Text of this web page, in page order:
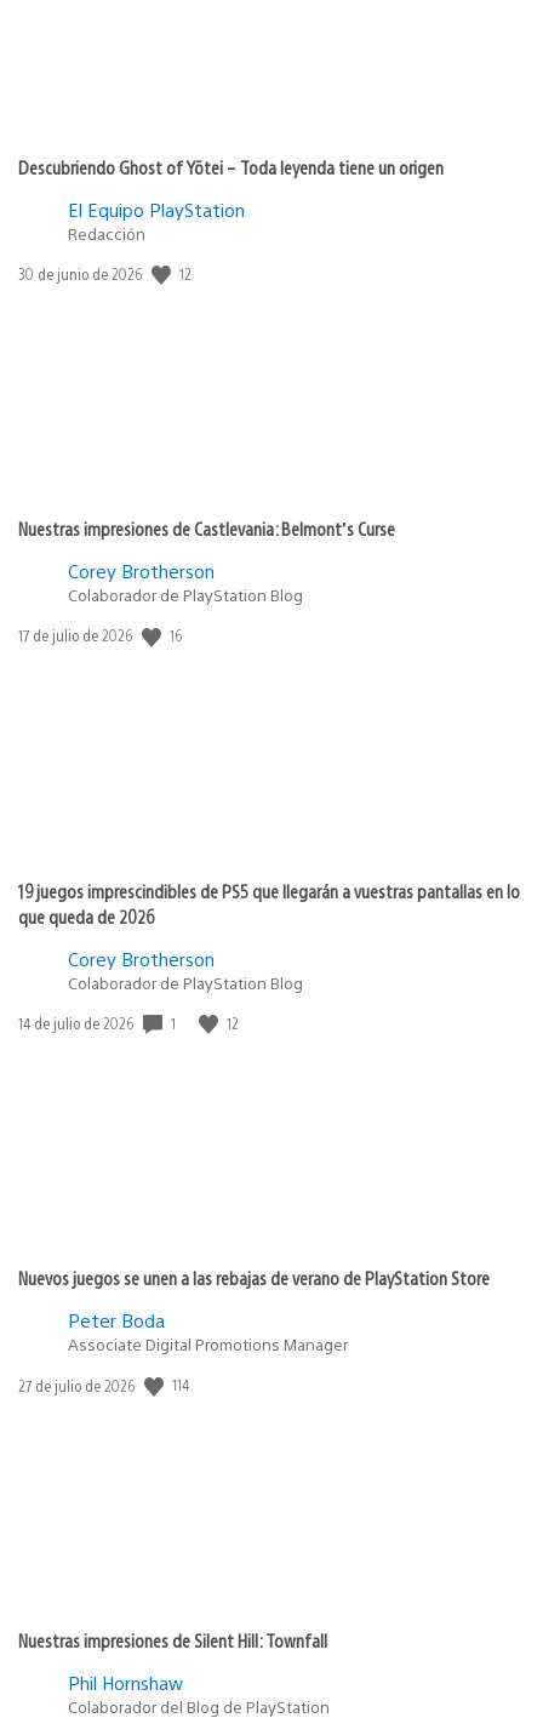
Descubriendo Ghost of Yōtei – Toda leyenda tiene un origen
El Equipo PlayStation
Redacción
Fecha
30 de junio de 2026 12
Nuestras impresiones de Castlevania: Belmont’s Curse
Corey Brotherson
Colaborador de PlayStation Blog
Fecha
17 de julio de 2026 16
19 juegos imprescindibles de PS5 que llegarán a vuestras pantallas en lo
que queda de 2026
Corey Brotherson
Colaborador de PlayStation Blog
Fecha
14 de julio de 2026 1 12
Nuevos juegos se unen a las rebajas de verano de PlayStation Store
Peter Boda
Associate Digital Promotions Manager
Fecha
27 de julio de 2026 114
Nuestras impresiones de Silent Hill: Townfall
Phil Hornshaw
Colaborador del Blog de PlayStation